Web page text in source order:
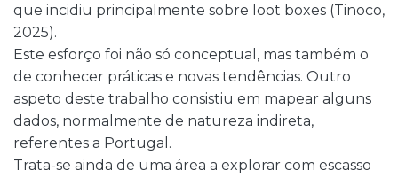
que incidiu principalmente sobre loot boxes (Tinoco,
2025).
Este esforço foi não só conceptual, mas também o
de conhecer práticas e novas tendências. Outro
aspeto deste trabalho consistiu em mapear alguns
dados, normalmente de natureza indireta,
referentes a Portugal.
Trata-se ainda de uma área a explorar com escasso